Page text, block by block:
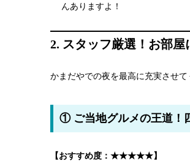
んありますよ！
2. スタッフ厳選！お部
かまだやでの夜を最高に充実させ
① ご当地グルメの王道！
【おすすめ度：★★★★★】